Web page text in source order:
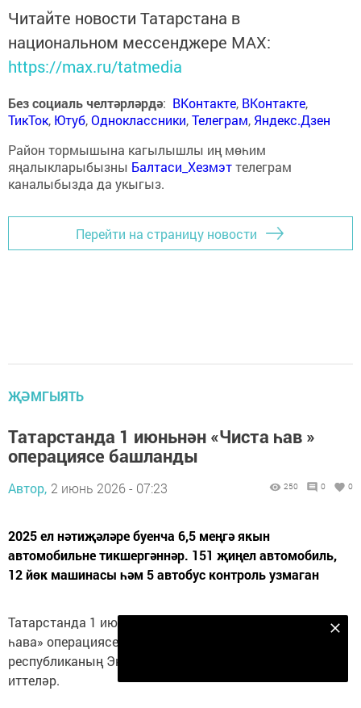
Читайте новости Татарстана в
национальном мессенджере MАХ:
https://max.ru/tatmedia
Без социаль челтәрләрдә: ВКонтакте, ВКонтакте,
ТикТок, Ютуб,Одноклассники,Телеграм, Яндекс.Дзен
Район тормышына кагылышлы иң мөһим
яңалыкларыбызны Балтаси_Хезмэттелеграм
каналыбызда да укыгыз.
Перейти на страницу новости
ҖӘМГЫЯТЬ
Татарстанда 1 июньнән «Чиста һав »
операциясе башланды
Автор, 2 июнь 2026 - 07:23 250 0 0
2025 ел нәтиҗәләре буенча 6,5 меңгә якын
автомобильне тикшергәннәр. 151 җиңел автомобиль,
12 йөк машинасы һәм 5 автобус контроль узмаган
Татарстанда 1 июньнән 30 сентябрьгә кадәр «Чиста
һава» операциясе үткәреләчәк. Бу хакта
республиканың Экология министрлыгында хәбәр
иттеләр.